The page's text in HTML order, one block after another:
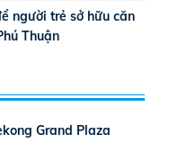
người trẻ sở hữu căn
Thuận
Grand Plaza